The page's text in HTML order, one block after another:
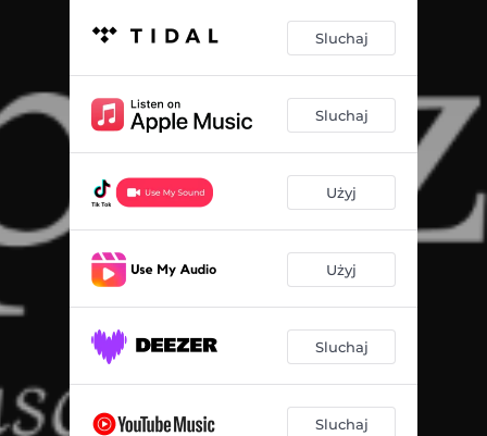
Sluchaj
Sluchaj
Użyj
Użyj
Sluchaj
Sluchaj